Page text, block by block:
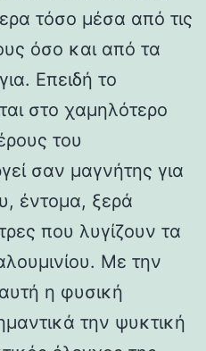
τόσο μέσα από τις
όσο και από τα
Επειδή το
στο χαμηλότερο
του
σαν μαγνήτης για
έντομα, ξερά
που λυγίζουν τα
Με την
η φυσική
την ψυκτική